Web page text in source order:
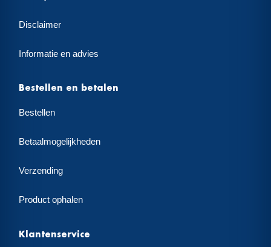
Disclaimer
Informatie en advies
Bestellen en betalen
Bestellen
Betaalmogelijkheden
Verzending
Product ophalen
Klantenservice